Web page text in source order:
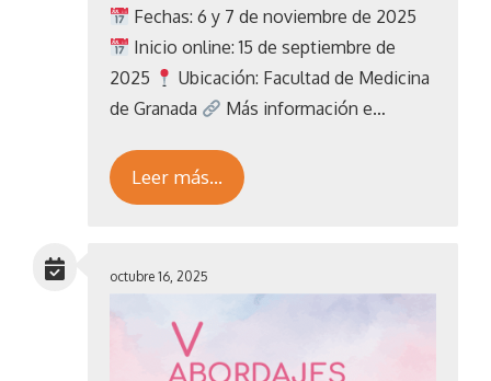
Fechas: 6 y 7 de noviembre de 2025
Inicio online: 15 de septiembre de
2025
Ubicación: Facultad de Medicina
de Granada
Más información e…
Leer más…
octubre 16, 2025